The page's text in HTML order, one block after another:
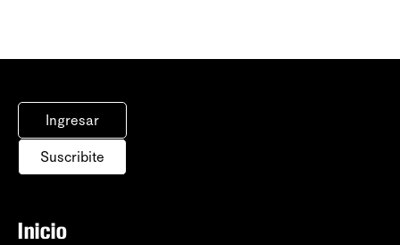
Ingresar
Suscribite
Inicio